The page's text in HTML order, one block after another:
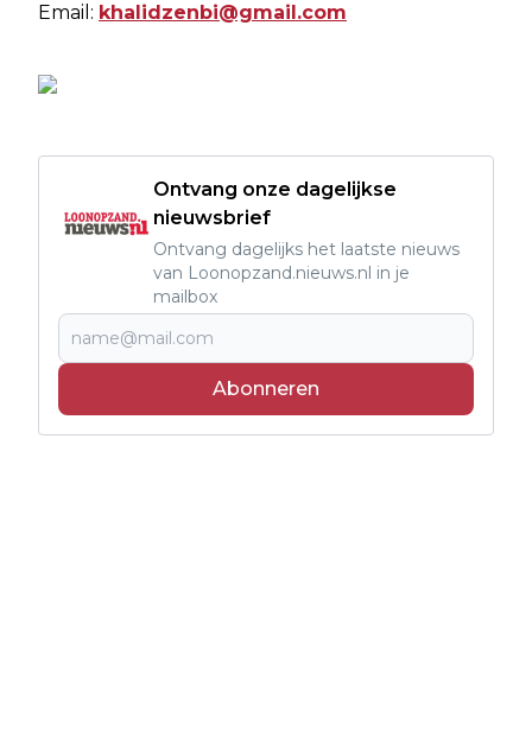
Email: khalidzenbi@gmail.com
Ontvang onze dagelijkse
nieuwsbrief
Ontvang dagelijks het laatste nieuws
van Loonopzand.nieuws.nl in je
mailbox
Abonneren